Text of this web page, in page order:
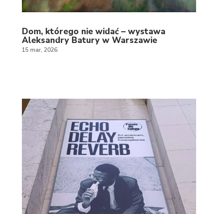
Dom, którego nie widać – wystawa
Aleksandry Batury w Warszawie
15 mar, 2026